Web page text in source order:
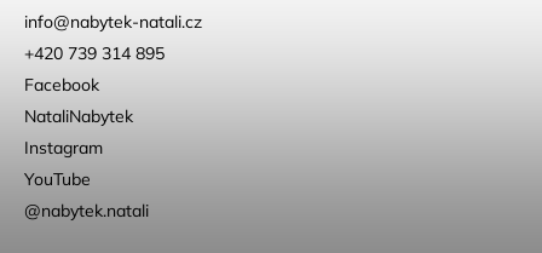
info@nabytek-natali.cz
+420 739 314 895
Facebook
NataliNabytek
Instagram
YouTube
@nabytek.natali